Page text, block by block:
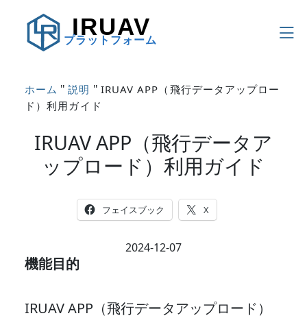
IRUAV
プラットフォーム
ホーム "説明 " IRUAV APP（飛行データアップロー
ド）利用ガイド
IRUAV APP（飛行データア
ップロード）利用ガイド
フェイスブック X
2024-12-07
機能目的
IRUAV APP（飛行データアップロード）